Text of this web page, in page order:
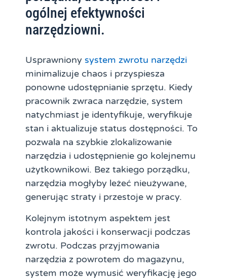
ogólnej efektywności
narzędziowni.
Usprawniony system zwrotu narzędzi
minimalizuje chaos i przyspiesza
ponowne udostępnianie sprzętu. Kiedy
pracownik zwraca narzędzie, system
natychmiast je identyfikuje, weryfikuje
stan i aktualizuje status dostępności. To
pozwala na szybkie zlokalizowanie
narzędzia i udostępnienie go kolejnemu
użytkownikowi. Bez takiego porządku,
narzędzia mogłyby leżeć nieużywane,
generując straty i przestoje w pracy.
Kolejnym istotnym aspektem jest
kontrola jakości i konserwacji podczas
zwrotu. Podczas przyjmowania
narzędzia z powrotem do magazynu,
system może wymusić weryfikację jego